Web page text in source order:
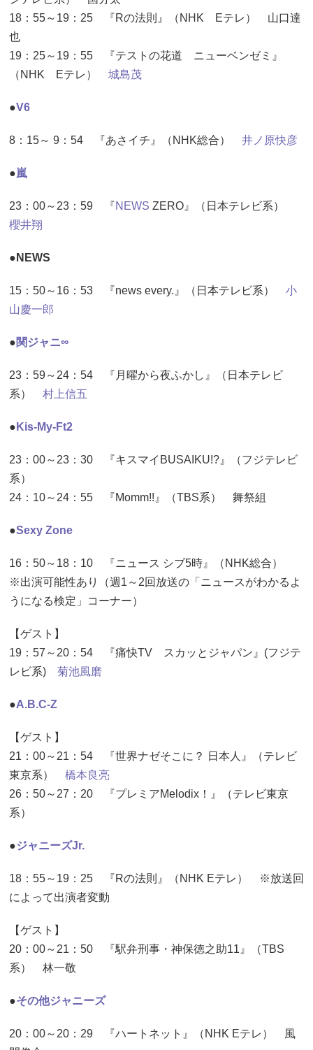
18：55～19：25 『Rの法則』（NHK Eテレ） 山口達
也
19：25～19：55 『テストの花道 ニューベンゼミ』
（NHK Eテレ） 城島茂
●V6
8：15～ 9：54 『あさイチ』（NHK総合） 井ノ原快彦
●嵐
23：00～23：59 『NEWS ZERO』（日本テレビ系）
櫻井翔
●NEWS
15：50～16：53 『news every.』（日本テレビ系） 小
山慶一郎
●関ジャニ∞
23：59～24：54 『月曜から夜ふかし』（日本テレビ
系） 村上信五
● Kis-My-Ft2
23：00～23：30 『キスマイBUSAIKU!?』（フジテレビ
系）
24：10～24：55 『Momm!!』（TBS系） 舞祭組
●Sexy Zone
16：50～18：10 『ニュース シブ5時』（NHK総合）
※出演可能性あり（週1～2回放送の「ニュースがわかるよ
うになる検定」コーナー）
【ゲスト】
19：57～20：54 『痛快TV スカッとジャパン』(フジテ
レビ系) 菊池風磨
●A.B.C-Z
【ゲスト】
21：00～21：54 『世界ナゼそこに？ 日本人』（テレビ
東京系） 橋本良亮
26：50～27：20 『プレミアMelodix！』（テレビ東京
系）
●ジャニーズJr.
18：55～19：25 『Rの法則』（NHK Eテレ） ※放送回
によって出演者変動
【ゲスト】
20：00～21：50 『駅弁刑事・神保徳之助11』（TBS
系） 林一敬
●その他ジャニーズ
20：00～20：29 『ハートネット』（NHK Eテレ） 風